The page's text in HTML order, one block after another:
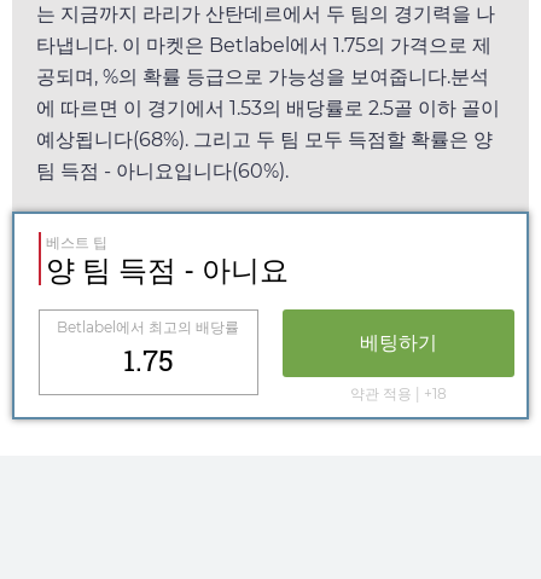
는 지금까지 라리가 산탄데르에서 두 팀의 경기력을 나
타냅니다. 이 마켓은 Betlabel 에서 1.75의 가격으로 제
공되며, %의 확률 등급으로 가능성을 보여줍니다.분석
에 따르면 이 경기에서 1.53의 배당률로 2.5골 이하 골이
예상됩니다(68%). 그리고 두 팀 모두 득점할 확률은 양
팀 득점 - 아니요입니다(60%).
베스트 팁
양 팀 득점 - 아니요
Betlabel에서 최고의 배당률
1.75 베팅하기
약관 적용 | +18